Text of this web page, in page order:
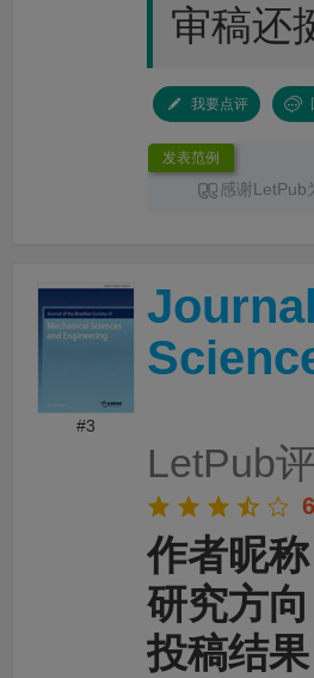
审稿还
我要点评
发表范例
感谢LetPub
时，编辑对英
改，有效提升
务过程沟通顺
性，为论文顺
#3
LetPub
作者昵称
研究方向
投稿结果